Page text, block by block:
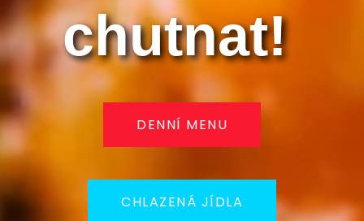
chutnat!
DENNÍ MENU
CHLAZENÁ JÍDLA